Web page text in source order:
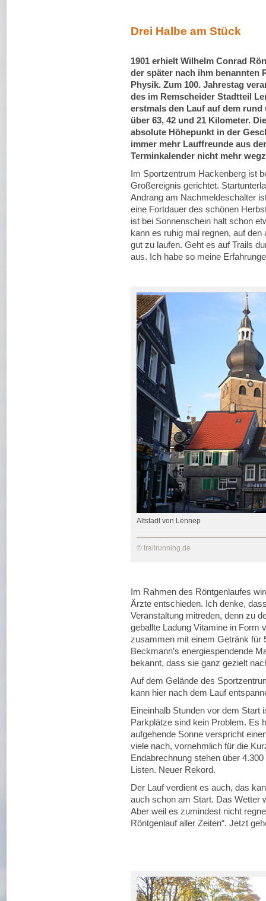
Drei Halbe am Stück
1901 erhielt Wilhelm Conrad
der später nach ihm benannten
Physik. Zum 100. Jahrestag
des im Remscheider Stadtteil
erstmals den Lauf auf dem
über 63, 42 und 21 Kilometer.
absolute Höhepunkt in der
immer mehr Lauffreunde aus
Terminkalender nicht mehr
Im Sportzentrum Hackenberg ist
Großereignis gerichtet.
Andrang am Nachmeldeschalter
eine Fortdauer des schönen
ist bei Sonnenschein halt schon
kann es ruhig mal regnen, auf
gut zu laufen. Geht es auf Trails
aus. Ich habe so meine
Altstadt von Lennep
© trailrunning.de
Im Rahmen des Röntgenlaufes
Ärzte entschieden. Ich denke,
Veranstaltung mitreden, denn zu
geballte Ladung Vitamine in Form
zusammen mit einem Getränk für
Beckmann’s energiespendende
bekannt, dass sie ganz gezielt
Auf dem Gelände des
kann hier nach dem Lauf
Eineinhalb Stunden vor dem Start
Parkplätze sind kein Problem. Es
aufgehende Sonne verspricht
viele nach, vornehmlich für die
Endabrechnung stehen über
Listen. Neuer Rekord.
Der Lauf verdient es auch, das
auch schon am Start. Das Wetter
Aber weil es zumindest nicht
Röntgenlauf aller Zeiten“. Jetzt